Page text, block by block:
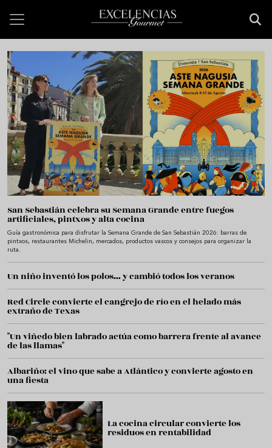
Bienvenido a Excelencias
San Sebastián celebra su Semana Grande entre fuegos
artificiales, pintxos y alta cocina
Guía gastronómica para disfrutar la Semana Grande de San Sebastián 2026: barras de
pintxos, restaurantes Michelin, mercados, productos vascos y consejos para organizar la
ruta.
Un niño inventó los polos… y cambió todos los veranos
Red Circle convierte el cangrejo de río en el helado más
extraño de Texas
"Un viñedo bien labrado actúa como barrera frente al avance
de las llamas"
Albariño: el vino que sabe a Atlántico y convierte agosto en
una fiesta
La cocina circular convierte los
residuos en rentabilidad